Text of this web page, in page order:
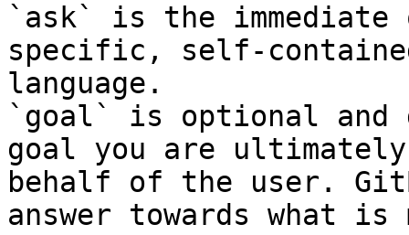
`ask` is the
specific, self-
language.
`goal` is optional and
goal you are
behalf of the user.
answer towards what